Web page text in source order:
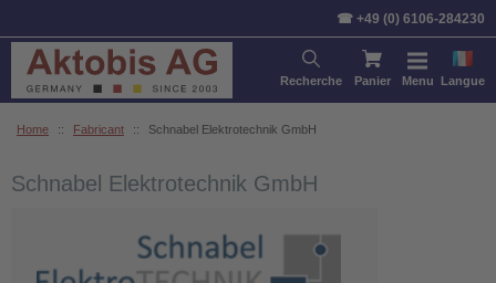
☎ +49 (0) 6106-284230
Recherche Panier Menu Langue
Home :: Fabricant :: Schnabel Elektrotechnik GmbH
Schnabel Elektrotechnik GmbH
Article Prix